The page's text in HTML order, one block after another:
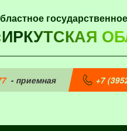
- приемная +7